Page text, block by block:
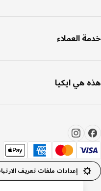
العملاء
هي ايكيا
إعدادات ملفات تعريف الارتباط